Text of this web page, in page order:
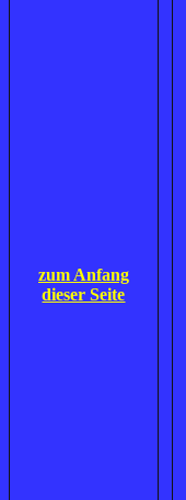
zum Anfang
dieser Seite